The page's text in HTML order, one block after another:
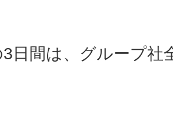
3日間は、グループ社